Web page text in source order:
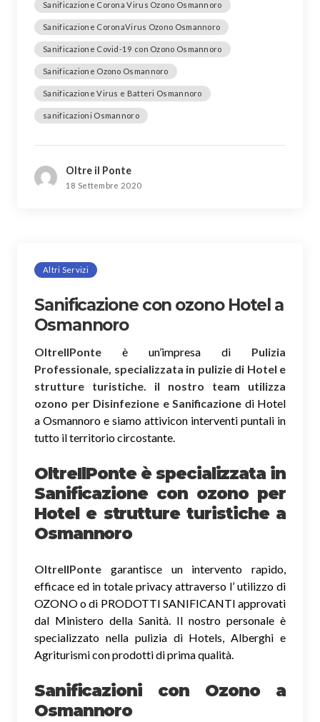
Sanificazione Corona Virus Ozono Osmannoro
Sanificazione CoronaVirus Ozono Osmannoro
Sanificazione Covid-19 con Ozono Osmannoro
Sanificazione Ozono Osmannoro
Sanificazione Virus e Batteri Osmannoro
sanificazioni Osmannoro
Oltre il Ponte
18 Settembre 2020
Altri Servizi
Sanificazione con ozono Hotel a
Osmannoro
OltreIlPonte è un’impresa di Pulizia
Professionale, specializzata in pulizie di Hotel e
strutture turistiche. il nostro team utilizza
ozono per Disinfezione e Sanificazione di Hotel
a Osmannoro e siamo attivicon interventi puntali in
tutto il territorio circostante.
OltreIlPonte è specializzata in
Sanificazione con ozono per
Hotel e strutture turistiche a
Osmannoro
OltreIlPonte garantisce un intervento rapido,
efficace ed in totale privacy attraverso l’ utilizzo di
OZONO o di PRODOTTI SANIFICANTI approvati
dal Ministero della Sanità. Il nostro personale è
specializzato nella pulizia di Hotels, Alberghi e
Agriturismi con prodotti di prima qualità.
Sanificazioni con Ozono a
Osmannoro